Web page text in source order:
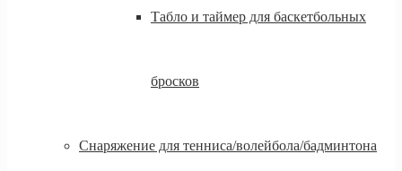
Табло и таймер для баскетбольных
бросков
Снаряжение для тенниса/волейбола/бадминтона